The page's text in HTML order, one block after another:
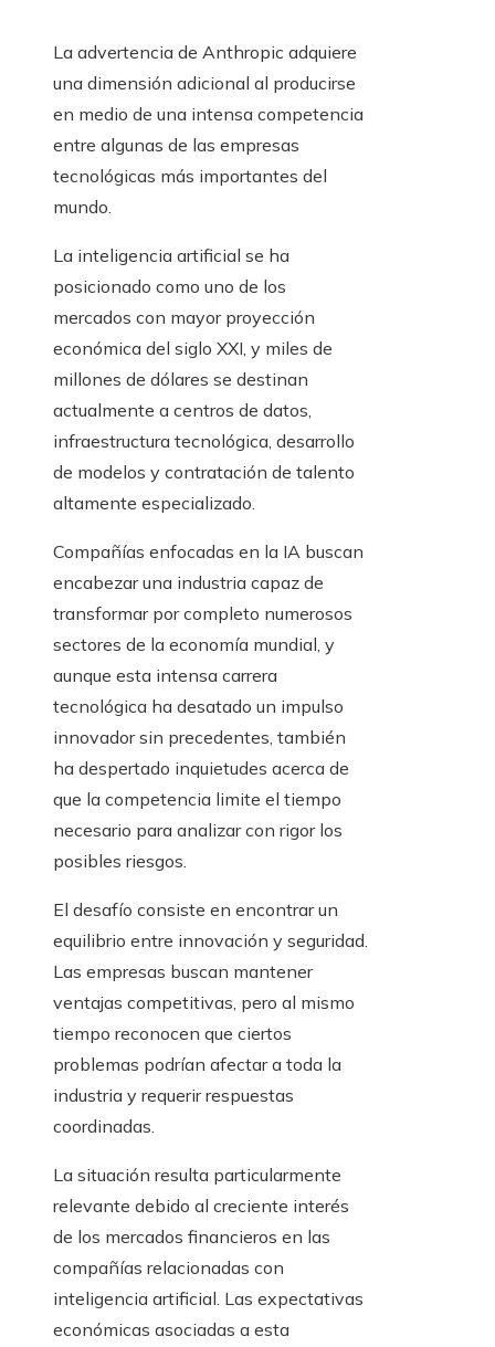
La advertencia de Anthropic adquiere
una dimensión adicional al producirse
en medio de una intensa competencia
entre algunas de las empresas
tecnológicas más importantes del
mundo.
La inteligencia artificial se ha
posicionado como uno de los
mercados con mayor proyección
económica del siglo XXI, y miles de
millones de dólares se destinan
actualmente a centros de datos,
infraestructura tecnológica, desarrollo
de modelos y contratación de talento
altamente especializado.
Compañías enfocadas en la IA buscan
encabezar una industria capaz de
transformar por completo numerosos
sectores de la economía mundial, y
aunque esta intensa carrera
tecnológica ha desatado un impulso
innovador sin precedentes, también
ha despertado inquietudes acerca de
que la competencia limite el tiempo
necesario para analizar con rigor los
posibles riesgos.
El desafío consiste en encontrar un
equilibrio entre innovación y seguridad.
Las empresas buscan mantener
ventajas competitivas, pero al mismo
tiempo reconocen que ciertos
problemas podrían afectar a toda la
industria y requerir respuestas
coordinadas.
La situación resulta particularmente
relevante debido al creciente interés
de los mercados financieros en las
compañías relacionadas con
inteligencia artificial. Las expectativas
económicas asociadas a esta